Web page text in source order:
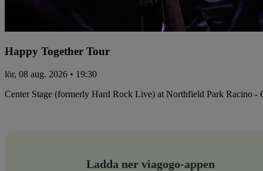
Happy Together Tour
lör, 08 aug. 2026 • 19:30
Center Stage (formerly Hard Rock Live) at Northfield Park Racino -
Ladda ner viagogo-appen